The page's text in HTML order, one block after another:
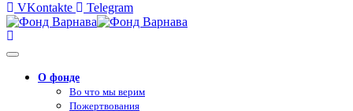
VKontakte Telegram
О фонде
Во что мы верим
Пожертвования